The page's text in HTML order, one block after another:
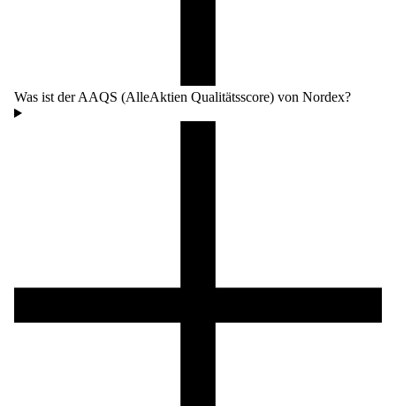
Was ist der AAQS (AlleAktien Qualitätsscore) von Nordex?